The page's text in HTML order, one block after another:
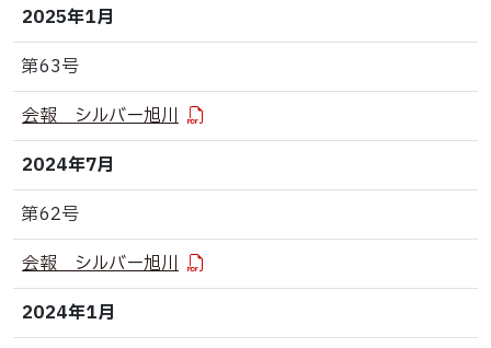
2025年1月
第63号
会報 シルバー旭川
2024年7月
第62号
会報 シルバー旭川
2024年1月